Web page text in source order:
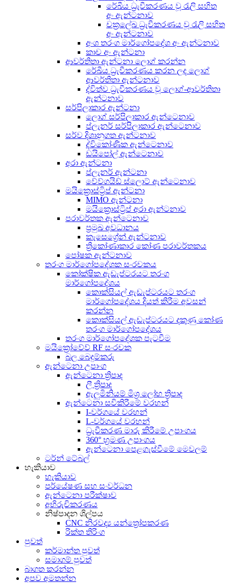
රේඛීය ධ්‍රැවීකරණය වූ රැලි සහිත
අං ඇන්ටනාව
චක්‍රලේඛ ධ්‍රැවීකරණය වූ රැලි සහිත
අං ඇන්ටනාව
අංශ තරංග මාර්ගෝපදේශ අං ඇන්ටනාව
කාච අං ඇන්ටනා
ආවර්තිතා ඇන්ටනා ලොග් කරන්න
රේඛීය ධ්‍රැවීකරණය කරන ලද ලොග්
ආවර්තිතා ඇන්ටනාව
ද්විත්ව ධ්‍රැවීකරණය වූ ලොග්-ආවර්තිතා
ඇන්ටනාව
සර්පිලාකාර ඇන්ටනා
ලොග් සර්පිලාකාර ඇන්ටෙනාව
ප්ලැනර් සර්පිලාකාර ඇන්ටෙනාව
සර්ව දිශානුගත ඇන්ටනාව
ද්විකෝණික ඇන්ටෙනාව
ඩයිපෝල් ඇන්ටෙනාව
අරා ඇන්ටනා
ප්ලැනර් ඇන්ටනා
වේව්ගයිඩ් ස්ලොට් ඇන්ටෙනාව
මයික්‍රොස්ට්‍රිප් ඇන්ටනා
MIMO ඇන්ටනා
මයික්‍රොස්ට්‍රිප් අරා ඇන්ටනාව
පරාවර්තක ඇන්ටෙනාව
ප්‍රමුඛ අවධානය
කැසෙග්‍රේන් ඇන්ටනාව
ත්‍රිකෝණාකාර කෝණ පරාවර්තකය
පෝෂක ඇන්ටනාව
තරංග මාර්ගෝපදේශක සංරචකය
කෝක්ෂික ඇඩැප්ටරයට තරංග
මාර්ගෝපදේශය
කොක්සියල් ඇඩැප්ටරයට තරංග
මාර්ගෝපදේශය දියත් කිරීම අවසන්
කරන්න
කොක්සියල් ඇඩැප්ටරයට දකුණු කෝණ
තරංග මාර්ගෝපදේශය
තරංග මාර්ගෝපදේශක පැටවීම
මයික්‍රෝවේව් RF සංරචක
බල බෙදුම්කරු
ඇන්ටෙනා උපාංග
ඇන්ටෙනා ත්‍රිපාද
ලී ත්‍රිපාද
ඇලුමිනියම් මිශ්‍ර ලෝහ ත්‍රිපාද
ඇන්ටෙනා සවිකිරීමේ වරහන්
I-වර්ගයේ වරහන්
L-වර්ගයේ වරහන්
ධ්‍රැවීකරණ මාරු කිරීමේ උපාංගය
360° භ්‍රමණ උපාංගය
ඇන්ටෙනා පෙළගැස්වීමේ මෙවලම්
ටර්න් ටේබල්
හැකියාව
හැකියාව
පර්යේෂණ සහ සංවර්ධන
ඇන්ටෙනා පරීක්ෂාව
අභිරුචිකරණය
නිෂ්පාදන ශිල්පය
CNC නිරවද්‍ය යන්ත්‍රෝපකරණ
රික්ත තිරිංග
පුවත්
කර්මාන්ත පුවත්
සමාගම් පුවත්
බාගත කරන්න
අපව අමතන්න